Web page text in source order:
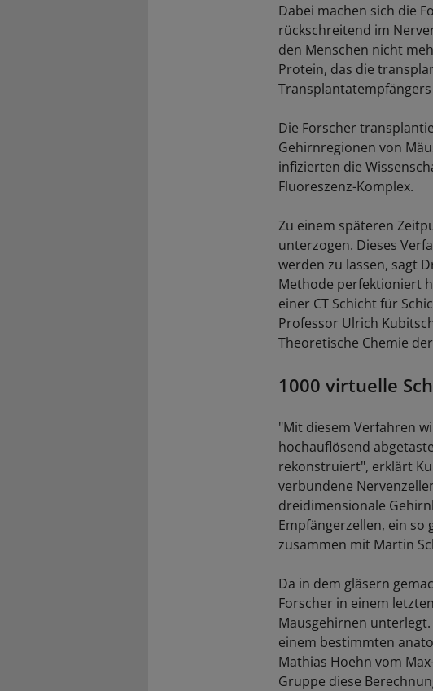
Dabei machen sich die
rückschreitend im
den Menschen nicht
Protein, das die
Die Forscher
Gehirnregionen von
infizierten die
Fluoreszenz-Komplex.
Zu einem späteren
unterzogen. Dieses
werden zu lassen, sagt
Methode perfektioniert
einer CT Schicht für
Professor Ulrich
Theoretische Chemie
1000 virtuelle
"Mit diesem Verfahren
hochauflösend
rekonstruiert", erklärt
verbundene
dreidimensionale
Empfängerzellen, ein so
zusammen mit Martin
Da in dem gläsern
Forscher in einem
Mausgehirnen
einem bestimmten
Mathias Hoehn vom
Gruppe diese